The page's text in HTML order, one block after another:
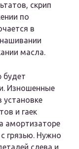
скрип
по
в
масла.
будет
Изношенные
и гаек
амортизаторе
грязью. Нужно